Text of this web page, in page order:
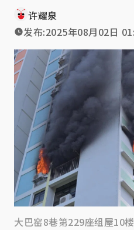
许耀泉
发布:2025年08月02日
大巴窑8巷第229座组屋10